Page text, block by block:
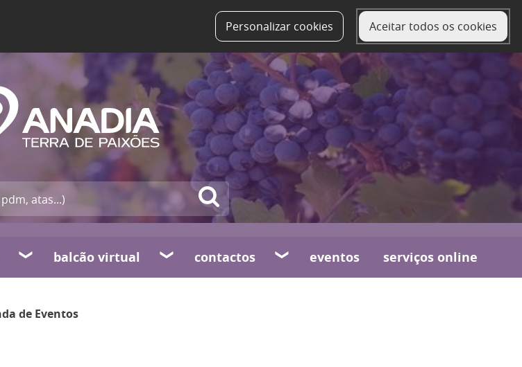
Personalizar cookies Aceitar todos os cookies
balcão virtual contactos eventos serviços online
de Eventos